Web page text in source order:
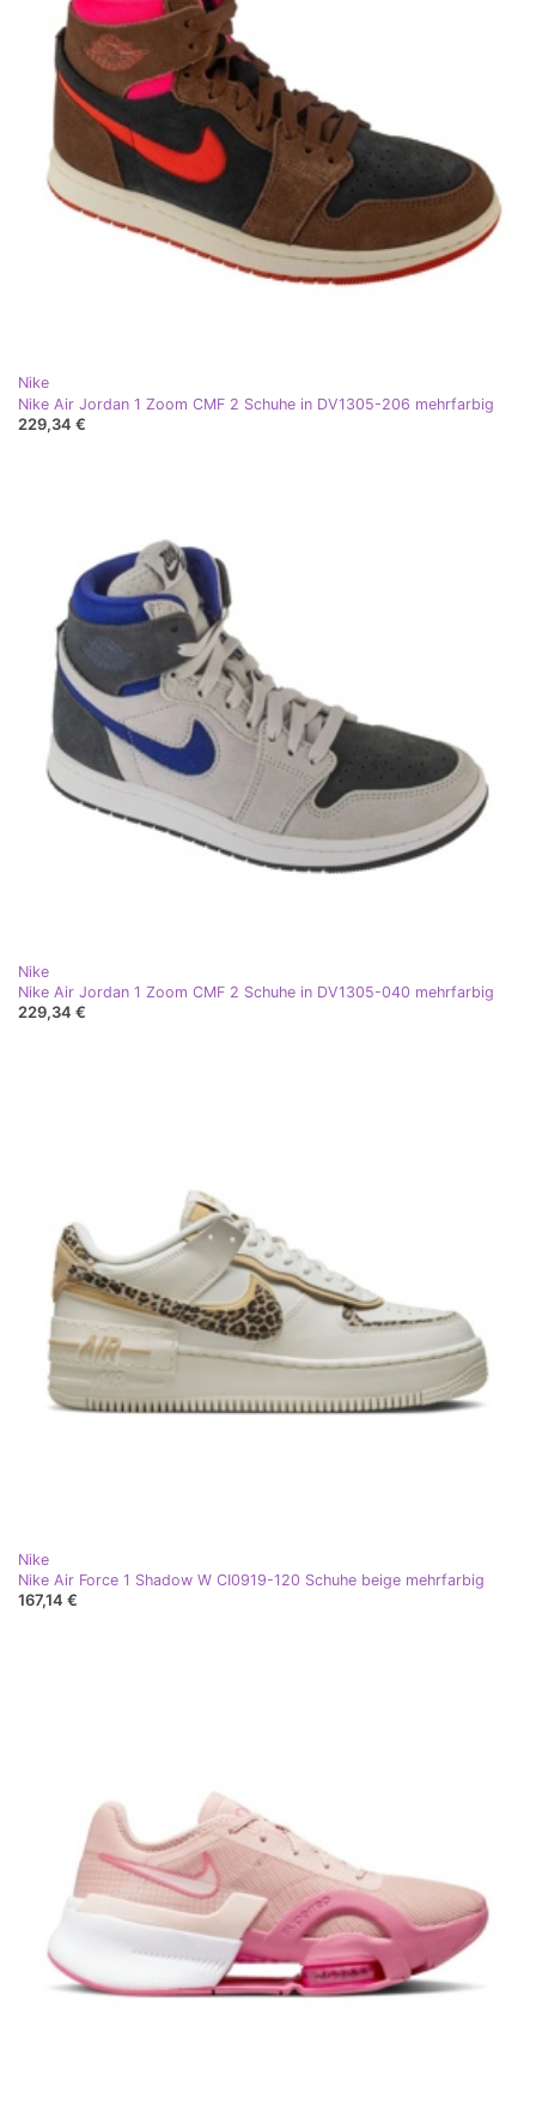
Nike
Nike Air Jordan 1 Zoom CMF 2 Schuhe in DV1305-206 mehrfarbig
229,34 €
Nike
Nike Air Jordan 1 Zoom CMF 2 Schuhe in DV1305-040 mehrfarbig
229,34 €
Nike
Nike Air Force 1 Shadow W CI0919-120 Schuhe beige mehrfarbig
167,14 €